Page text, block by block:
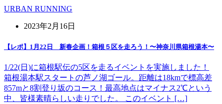
URBAN RUNNING
2023年2月16日
【レポ】1月22日 新春企画！箱根５区を走ろう！〜神奈川県箱根湯本〜
1/22(日)に箱根駅伝の5区を走るイベントを実施しました！
箱根湯本駅スタートの芦ノ湖ゴール。距離は18kmで標高差
857mと8割登り坂のコース！最高地点はマイナス2℃という
中、皆様素晴らしい走りでした。 このイベント […]